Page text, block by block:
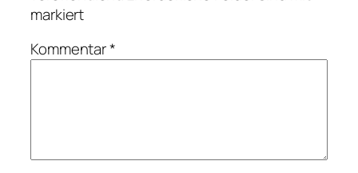
markiert
Kommentar*